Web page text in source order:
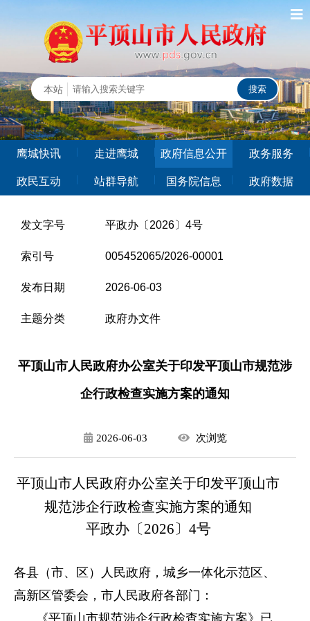
鹰城快讯 走进鹰城 政府信息公开 政务服务
政民互动 站群导航 国务院信息 政府数据
发文字号 平政办〔2026〕4号
索引号 005452065/2026-00001
发布日期 2026-06-03
主题分类 政府办文件
平顶山市人民政府办公室关于印发平顶山市规范涉
企行政检查实施方案的通知
2026-06-03 次浏览
平顶山市人民政府办公室关于印发平顶山市
规范涉企行政检查实施方案的通知
平政办〔2026〕4号
各县（市、区）人民政府，城乡一体化示范区、
高新区管委会，市人民政府各部门：
《平顶山市规范涉企行政检查实施方案》已